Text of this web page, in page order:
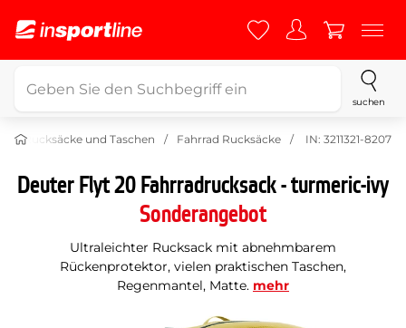
suchen
Rucksäcke und Taschen Fahrrad Rucksäcke IN: 3211321-8207
Deuter Flyt 20 Fahrradrucksack - turmeric-ivy
Sonderangebot
Ultraleichter Rucksack mit abnehmbarem
Rückenprotektor, vielen praktischen Taschen,
Regenmantel, Matte. mehr